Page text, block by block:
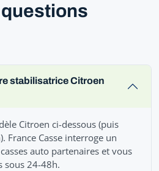
stabilisatrice Citroen
Citroen ci-dessous (puis
France Casse interroge un
auto partenaires et vous
sous 24-48h.